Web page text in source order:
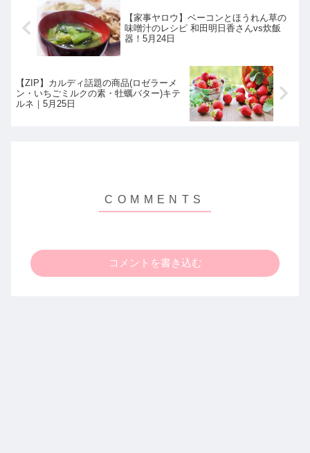
【家事ヤロウ】ベーコンとほうれん草の
味噌汁のレシピ 和田明日香さんvs炊飯
器！5月24日
【ZIP】カルディ話題の商品(ロゼラーメ
ン・いちごミルクの素・牡蠣バター)キテ
ルネ｜5月25日
コメントを書き込む